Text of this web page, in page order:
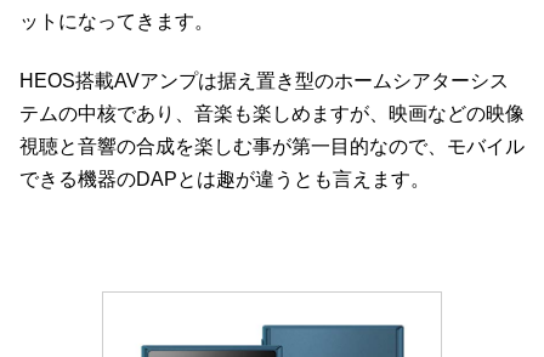
ットになってきます。
HEOS搭載AVアンプは据え置き型のホームシアターシス
テムの中核であり、音楽も楽しめますが、映画などの映像
視聴と音響の合成を楽しむ事が第一目的なので、モバイル
できる機器のDAPとは趣が違うとも言えます。